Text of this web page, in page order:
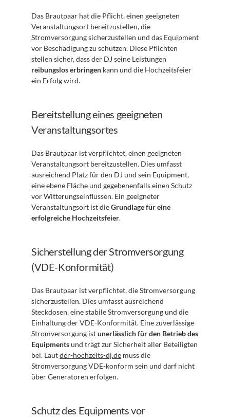
Das Brautpaar hat die Pflicht, einen geeigneten
Veranstaltungsort bereitzustellen, die
Stromversorgung sicherzustellen und das Equipment
vor Beschädigung zu schützen. Diese Pflichten
reibungslos erbringen kann und die Hochzeitsfeier
ein Erfolg wird.
Bereitstellung eines geeigneten
Veranstaltungsortes
Das Brautpaar ist verpflichtet, einen geeigneten
Veranstaltungsort bereitzustellen. Dies umfasst
ausreichend Platz für den DJ und sein Equipment,
eine ebene Fläche und gegebenenfalls einen Schutz
vor Witterungseinflüssen. Ein geeigneter
Veranstaltungsort ist die Grundlage für eine
erfolgreiche Hochzeitsfeier.
Sicherstellung der Stromversorgung
(VDE-Konformität)
Das Brautpaar ist verpflichtet, die Stromversorgung
sicherzustellen. Dies umfasst ausreichend
Steckdosen, eine stabile Stromversorgung und die
Einhaltung der VDE-Konformität. Eine zuverlässige
Stromversorgung ist unerlässlich für den Betrieb des
Equipments und trägt zur Sicherheit aller Beteiligten
bei. Laut der-hochzeits-dj.de muss die
Stromversorgung VDE-konform sein und darf nicht
über Generatoren erfolgen.
Schutz des Equipments vor